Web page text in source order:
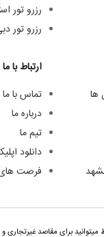
رزرو تور
رزرو تور
ها
ارتباط با ما
تماس با ما
درباره ما
تیم ما
دانلود
فرصت
برای مقاصد غیرتجاری و